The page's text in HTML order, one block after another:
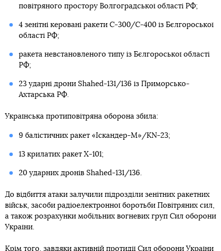
повітряного простору Волгоградської області РФ;
4 зенітні керовані ракети С-300/С-400 із Бєлгороської
області РФ;
ракета невстановленого типу із Бєлгороської області
РФ;
23 ударні дрони Shahed-131/136 із Приморсько-
Ахтарська РФ.
Українська протиповітряна оборона збила:
9 балістичних ракет «Іскандер-М»/KN-23;
13 крилатих ракет Х-101;
20 ударних дронів Shahed-131/136.
До відбиття атаки залучили підрозділи зенітних ракетних
військ, засоби радіоелектронної боротьби Повітряних сил,
а також розрахунки мобільних вогневих груп Сил оборони
України.
Крім того, завдяки активній протидії Сил оборони України